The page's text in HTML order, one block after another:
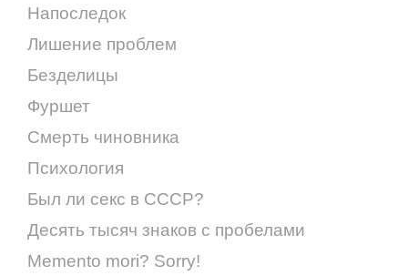
Напоследок
Лишение проблем
Безделицы
Фуршет
Смерть чиновника
Психология
Был ли секс в СССР?
Десять тысяч знаков с пробелами
Memento mori? Sorry!